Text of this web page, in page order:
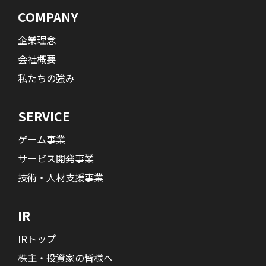
COMPANY
企業理念
会社概要
私たちの強み
SERVICE
ゲーム事業
サービス開発事業
技術・人材支援事業
IR
IRトップ
株主・投資家の皆様へ